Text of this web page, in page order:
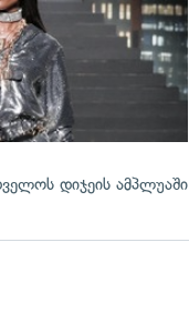
დიჯეის ამპლუაში